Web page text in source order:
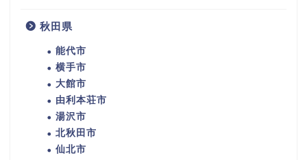
秋田県
能代市
横手市
大館市
由利本荘市
湯沢市
北秋田市
仙北市